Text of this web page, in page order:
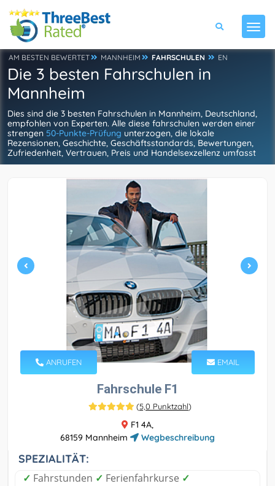
AM BESTEN BEWERTET MANNHEIM FAHRSCHULEN EN
Die 3 besten Fahrschulen in
Mannheim
Dies sind die 3 besten Fahrschulen in Mannheim, Deutschland,
empfohlen von Experten. Alle diese fahrschulen werden einer
strengen 50-Punkte-Prüfung unterzogen, die lokale
Rezensionen, Geschichte, Geschäftsstandards, Bewertungen,
Zufriedenheit, Vertrauen, Preis und Handelsexzellenz umfasst
ANRUFEN EMAIL
Fahrschule F1
(5,0 Punktzahl)
F1 4A,
68159 Mannheim
Wegbeschreibung
SPEZIALITÄT:
✓ Fahrstunden ✓ Ferienfahrkurse ✓